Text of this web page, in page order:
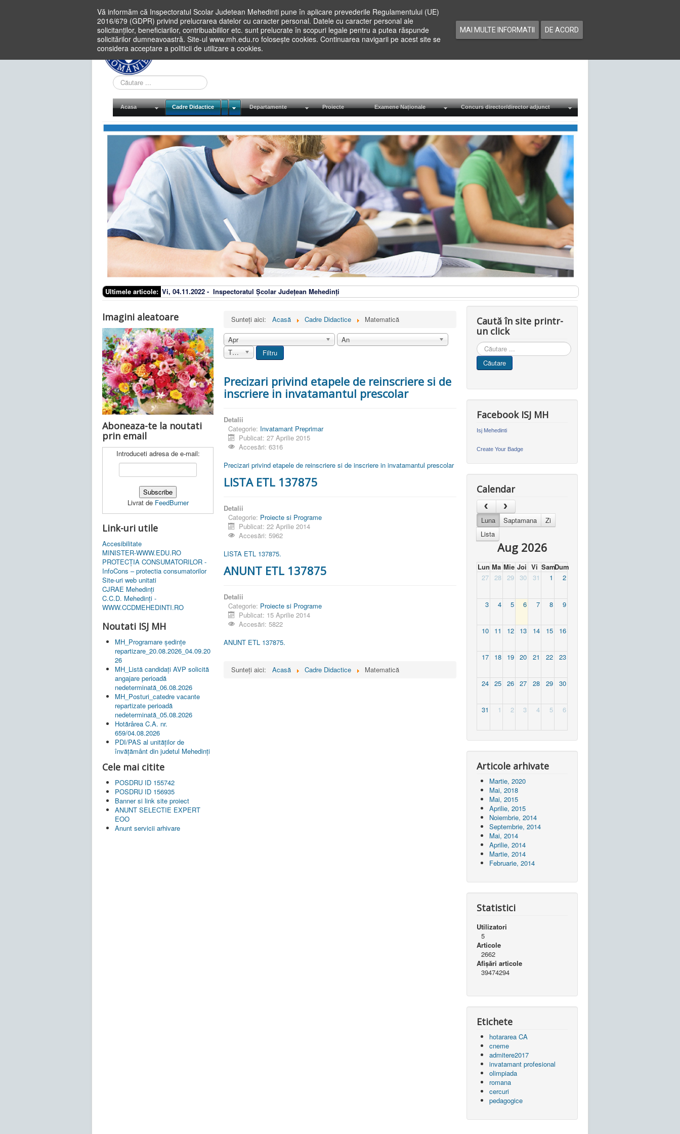
Vă informăm că Inspectoratul Scolar Judetean Mehedinti pune în aplicare prevederile Regulamentului (UE)
2016/679 (GDPR) privind prelucrarea datelor cu caracter personal. Datele cu caracter personal ale
solicitanților, beneficiarilor, contribuabililor etc. sunt prelucrate în scopuri legale pentru a putea răspunde
solicitărilor dumneavoastră. Site-ul www.mh.edu.ro folosește cookies. Continuarea navigarii pe acest site se
considera acceptare a politicii de utilizare a cookies.
MAI MULTE INFORMATII DE ACORD
Cauta
in
site
Acasa Cadre Didactice Departamente Proiecte Examene Naționale Concurs director/director adjunct
Ultimele articole: Vi, 04.11.2022 - Inspectoratul Școlar Județean Mehedinți
Imagini aleatoare
Aboneaza-te la noutati
prin email
Introduceti adresa de e-mail:
Livrat de FeedBurner
Link-uri utile
Accesibilitate
MINISTER-WWW.EDU.RO
PROTECȚIA CONSUMATORILOR -
InfoCons – protectia consumatorilor
Site-uri web unitati
CJRAE Mehedinți
C.C.D. Mehedinţi -
WWW.CCDMEHEDINTI.RO
Noutati ISJ MH
MH_Programare ședințe
repartizare_20.08.2026_04.09.20
26
MH_Listă candidați AVP solicită
angajare perioadă
nedeterminată_06.08.2026
MH_Posturi_catedre vacante
repartizate perioadă
nedeterminată_05.08.2026
Hotărârea C.A. nr.
659/04.08.2026
PDI/PAS al unităților de
învățământ din judetul Mehedinți
Cele mai citite
POSDRU ID 155742
POSDRU ID 156935
Banner si link site proiect
ANUNT SELECTIE EXPERT
EOO
Anunt servicii arhivare
Sunteți aici: Acasă Cadre Didactice Matematică
Apr
An
Toate
Filtru
Precizari privind etapele de reinscriere si de
inscriere in invatamantul prescolar
Detalii
Categorie: Invatamant Preprimar
Publicat: 27 Aprilie 2015
Accesări: 6316
Precizari privind etapele de reinscriere si de inscriere in invatamantul prescolar
LISTA ETL 137875
Detalii
Categorie: Proiecte si Programe
Publicat: 22 Aprilie 2014
Accesări: 5962
LISTA ETL 137875.
ANUNT ETL 137875
Detalii
Categorie: Proiecte si Programe
Publicat: 15 Aprilie 2014
Accesări: 5822
ANUNT ETL 137875.
Sunteți aici: Acasă Cadre Didactice Matematică
Caută în site printr-
un click
Cauta
in
site
Căutare
Facebook ISJ MH
Isj Mehedinti
Create Your Badge
Calendar
Luna Saptamana
Zi
Lista
Aug 2026
Lun Ma Mie Joi Vi SamDum
27
28 29 30 31 1 2
3 4 5 6 7 8 9
10 11 12 13 14 15 16
17 18 19 20 21 22 23
24 25 26 27 28 29 30
31 1 2 3 4 5 6
Articole arhivate
Martie, 2020
Mai, 2018
Mai, 2015
Aprilie, 2015
Noiembrie, 2014
Septembrie, 2014
Mai, 2014
Aprilie, 2014
Martie, 2014
Februarie, 2014
Statistici
Utilizatori
5
Articole
2662
Afișări articole
39474294
Etichete
hotararea CA
cneme
admitere2017
invatamant profesional
olimpiada
romana
cercuri
pedagogice